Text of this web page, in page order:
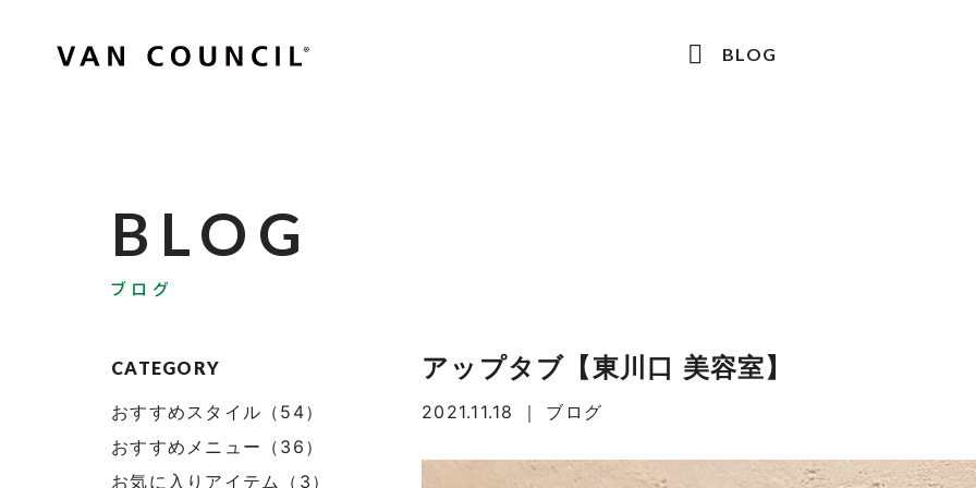
BLOG
BLOG
ブログ
CATEGORY
おすすめスタイル（54）
おすすめメニュー（36）
お気に入りアイテム（3）
アップタブ【東川口 美容室】
2021.11.18 ｜ ブログ